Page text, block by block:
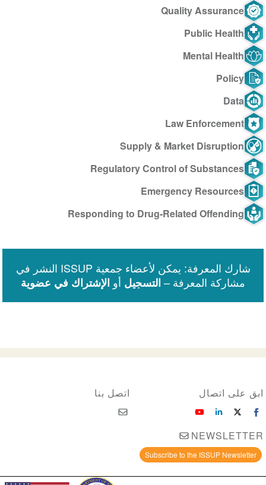
Quality Assurance
Public Health
Mental Health
Policy
Data
Law Enforcement
Supply & Market Disruption
Regulatory Control of Substances
Emergency Resources
Responding to Drug-Related Offending
شارك المعرفة: يمكن لأعضاء جمعية ISSUP النشر في
مشاركة المعرفة – التسجيل أو الإشتراك في عضوية
اتصل بنا ابق على اتصال
NEWSLETTER
Subscribe to the ISSUP Newsletter